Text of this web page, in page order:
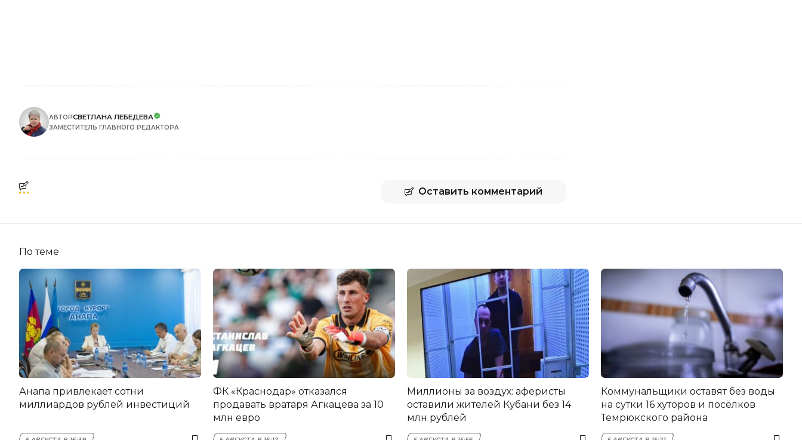
АВТОРСВЕТЛАНА ЛЕБЕДЕВА
ЗАМЕСТИТЕЛЬ ГЛАВНОГО РЕДАКТОРА
Оставить комментарий
По теме
Анапа привлекает сотни
миллиардов рублей инвестиций
ФК «Краснодар» отказался
продавать вратаря Агкацева за 10
млн евро
Миллионы за воздух: аферисты
оставили жителей Кубани без 14
млн рублей
Коммунальщики оставят без воды
на сутки 16 хуторов и посёлков
Темрюкского района